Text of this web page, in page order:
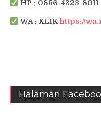
HP : 0856-4323-8011
WA : KLIKhttps://
Halaman